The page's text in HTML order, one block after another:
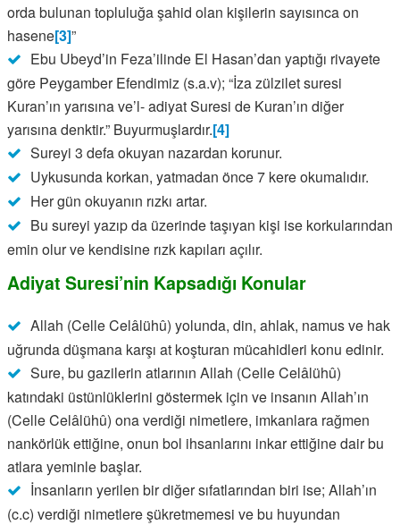
orda bulunan topluluğa şahid olan kişilerin sayısınca on
hasene[3]”
Ebu Ubeyd’in Feza’ilinde El Hasan’dan yaptığı rivayete
göre Peygamber Efendimiz (s.a.v); “İza zülzilet suresi
Kuran’ın yarısına ve’l- adiyat Suresi de Kuran’ın diğer
yarısına denktir.” Buyurmuşlardır.[4]
Sureyi 3 defa okuyan nazardan korunur.
Uykusunda korkan, yatmadan önce 7 kere okumalıdır.
Her gün okuyanın rızkı artar.
Bu sureyi yazıp da üzerinde taşıyan kişi ise korkularından
emin olur ve kendisine rızk kapıları açılır.
Adiyat Suresi’nin Kapsadığı Konular
Allah (Celle Celâlühû) yolunda, din, ahlak, namus ve hak
uğrunda düşmana karşı at koşturan mücahidleri konu edinir.
Sure, bu gazilerin atlarının Allah (Celle Celâlühû)
katındaki üstünlüklerini göstermek için ve insanın Allah’ın
(Celle Celâlühû) ona verdiği nimetlere, imkanlara rağmen
nankörlük ettiğine, onun bol ihsanlarını inkar ettiğine dair bu
atlara yeminle başlar.
İnsanların yerilen bir diğer sıfatlarından biri ise; Allah’ın
(c.c) verdiği nimetlere şükretmemesi ve bu huyundan